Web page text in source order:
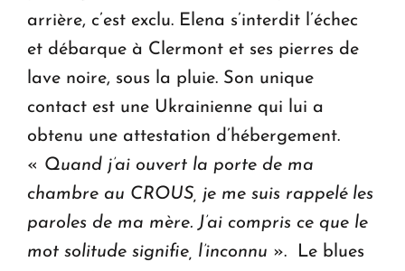
arrière, c’est exclu. Elena s’interdit l’échec
et débarque à Clermont et ses pierres de
lave noire, sous la pluie. Son unique
contact est une Ukrainienne qui lui a
obtenu une attestation d’hébergement.
« Quand j’ai ouvert la porte de ma
chambre au CROUS, je me suis rappelé les
paroles de ma mère. J’ai compris ce que le
mot solitude signifie, l’inconnu ». Le blues